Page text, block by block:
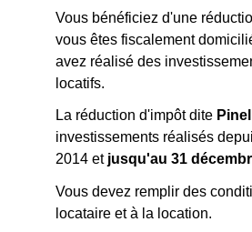
Vous bénéficiez d'une
vous êtes fiscalement
avez réalisé des
locatifs.
La réduction d'impôt dite Pinel
investissements réalisés
2014 et jusqu'au 31
Vous devez remplir des
locataire et à la location.